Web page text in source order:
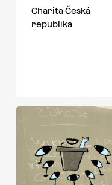
Charita Česká
republika